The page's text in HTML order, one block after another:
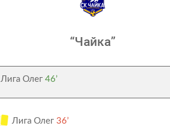
“Чайка”
Лига Олег46’
Лига Олег 36’